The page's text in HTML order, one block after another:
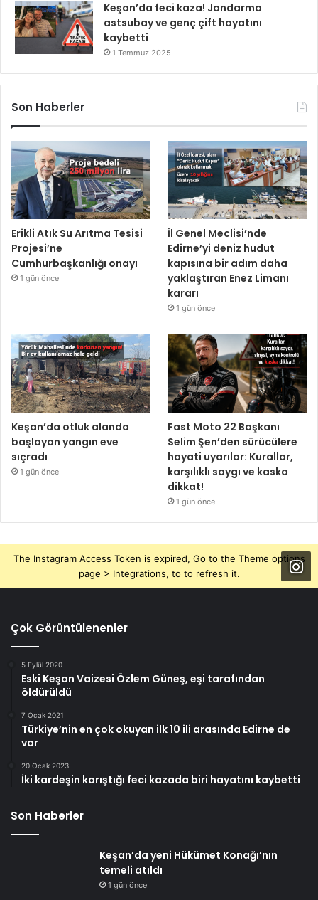
Keşan’da feci kaza! Jandarma
astsubay ve genç çift hayatını
kaybetti
1 Temmuz 2025
Son Haberler
Erikli Atık Su Arıtma Tesisi
Projesi’ne
Cumhurbaşkanlığı onayı
1 gün önce
İl Genel Meclisi’nde
Edirne’yi deniz hudut
kapısına bir adım daha
yaklaştıran Enez Limanı
kararı
1 gün önce
Keşan’da otluk alanda
başlayan yangın eve
sıçradı
1 gün önce
Fast Moto 22 Başkanı
Selim Şen’den sürücülere
hayati uyarılar: Kurallar,
karşılıklı saygı ve kaska
dikkat!
1 gün önce
The Instagram Access Token is expired, Go to the Theme options
page > Integrations, to to refresh it.
Çok Görüntülenenler
5 Eylül 2020
Eski Keşan Vaizesi Özlem Güneş, eşi tarafından
öldürüldü
7 Ocak 2021
Türkiye’nin en çok okuyan ilk 10 ili arasında Edirne de
var
20 Ocak 2023
İki kardeşin karıştığı feci kazada biri hayatını kaybetti
Son Haberler
Keşan’da yeni Hükümet Konağı’nın
temeli atıldı
1 gün önce